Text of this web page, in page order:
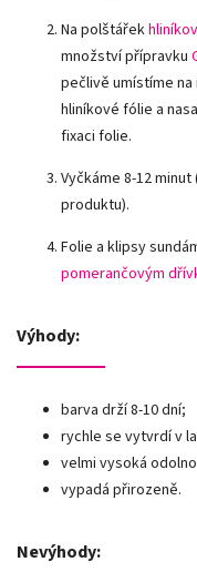
Na polštářek
množství přípravku
pečlivě umístíme
hliníkové fólie a
fixaci folie.
Vyčkáme 8-12
produktu).
Folie a klipsy
pomerančovým
Výhody:
barva drží 8-10 dní;
rychle se vytvrdí v
velmi vysoká
vypadá přirozeně.
Nevýhody: